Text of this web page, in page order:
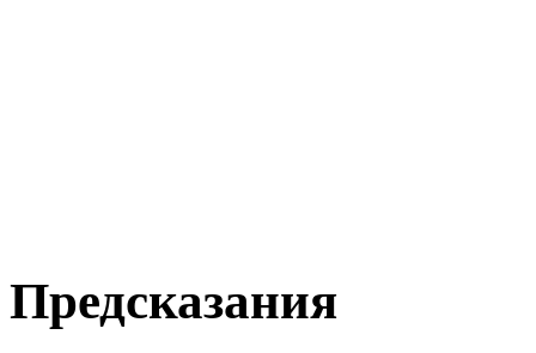
Предсказания